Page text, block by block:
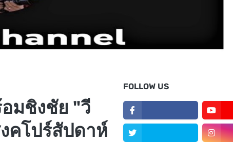
มชิงชัย "วี
คโปร์สัปดาห์
FOLLOW US